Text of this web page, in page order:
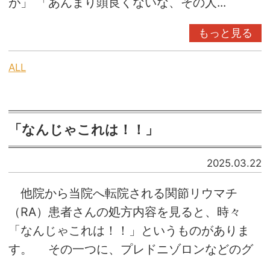
もっと見る
ALL
「なんじゃこれは！！」
2025.03.22
他院から当院へ転院される関節リウマチ
（RA）患者さんの処方内容を見ると、時々
「なんじゃこれは！！」というものがありま
す。 その一つに、プレドニゾロンなどのグ